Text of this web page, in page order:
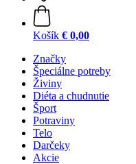
Košík € 0,00
Značky
Špeciálne potreby
Živiny
Diéta a chudnutie
Šport
Potraviny
Telo
Darčeky
Akcie